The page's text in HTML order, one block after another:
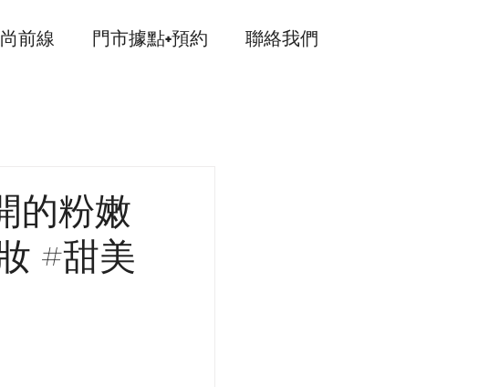
前線 門市據點+預約 聯絡我們
的粉嫩
#甜美